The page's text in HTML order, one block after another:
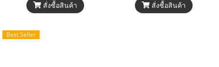
สั่งซื้อสินค้า สั่งซื้อสินค้า
Best Seller